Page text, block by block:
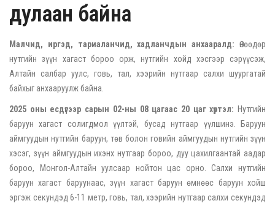
дулаан байна
Малчид, иргэд, тариаланчид, хадланчдын анхааралд: Өнөөдөр
нутгийн зүүн хагаст бороо орж, нутгийн хойд хэсгээр сэрүүсэж,
Алтайн салбар уулс, говь, тал, хээрийн нутгаар салхи шуургатай
байхыг анхааруулж байна.
2025 оны есдүгээр сарын 02-ны 08 цагаас 20 цаг хүртэл: Нутгийн
баруун хагаст солигдмол үүлтэй, бусад нутгаар үүлшинэ. Баруун
аймгуудын нутгийн баруун, төв болон говийн аймгуудын нутгийн зүүн
хэсэг, зүүн аймгуудын ихэнх нутгаар бороо, дуу цахилгаантай аадар
бороо, Монгол-Алтайн уулсаар нойтон цас орно. Салхи нутгийн
баруун хагаст баруунаас, зүүн хагаст баруун өмнөөс баруун хойш
эргэж секундэд 6-11 метр, говь, тал, хээрийн нутгаар салхи секундэд